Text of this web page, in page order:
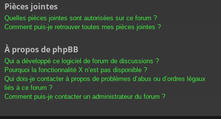
Pièces jointes
Quelles pièces jointes sont autorisées sur ce forum ?
Comment puis-je retrouver toutes mes pièces jointes ?
À propos de phpBB
Qui a développé ce logiciel de forum de discussions ?
Pourquoi la fonctionnalité X n’est pas disponible ?
Qui dois-je contacter à propos de problèmes d’abus ou d’ordres légaux
liés à ce forum ?
Comment puis-je contacter un administrateur du forum ?